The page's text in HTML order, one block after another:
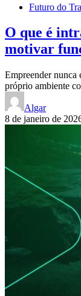
Futuro do
O que é
motivar
Empreender nunca
próprio ambiente
Algar
8 de janeiro de